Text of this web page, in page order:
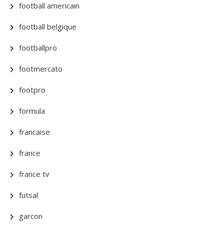
football americain
football belgique
footballpro
footmercato
footpro
formula
francaise
france
france tv
futsal
garcon